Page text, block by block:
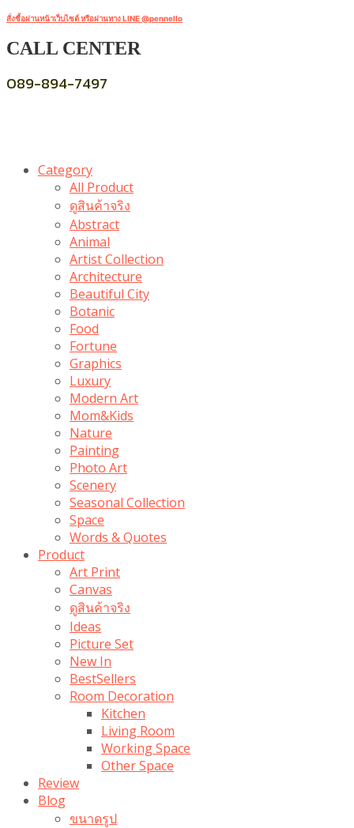
สั่งซื้อผ่านหน้าเว็บไซต์ หรือผ่านทาง LINE @pennello
CALL CENTER
089-894-7497
Category
All Product
ดูสินค้าจริง
Abstract
Animal
Artist Collection
Architecture
Beautiful City
Botanic
Food
Fortune
Graphics
Luxury
Modern Art
Mom&Kids
Nature
Painting
Photo Art
Scenery
Seasonal Collection
Space
Words & Quotes
Product
Art Print
Canvas
ดูสินค้าจริง
Ideas
Picture Set
New In
BestSellers
Room Decoration
Kitchen
Living Room
Working Space
Other Space
Review
Blog
ขนาดรูป